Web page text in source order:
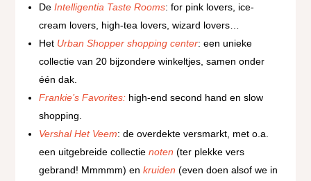
DeIntelligentia Taste Rooms: for pink lovers, ice-
cream lovers, high-tea lovers, wizard lovers…
Het Urban Shopper shopping center: een unieke
collectie van 20 bijzondere winkeltjes, samen onder
één dak.
Frankie’s Favorites: high-end second hand en slow
shopping.
Vershal Het Veem: de overdekte versmarkt, met o.a.
een uitgebreide collectienoten (ter plekke vers
gebrand! Mmmmm) enkruiden (even doen alsof we in